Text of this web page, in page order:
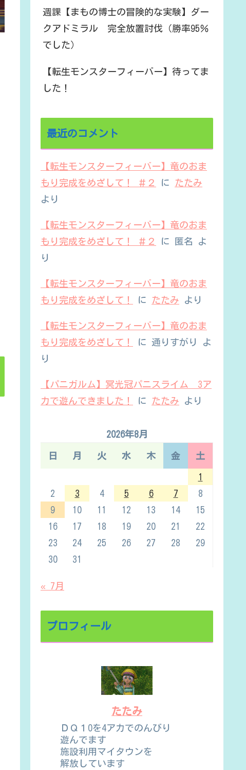
週課【まもの博士の冒険的な実験】ダー
クアドミラル 完全放置討伐（勝率95％
でした）
【転生モンスターフィーバー】待ってま
した！
最近のコメント
【転生モンスターフィーバー】竜のおま
もり完成をめざして！ ＃２
に
たたみ
より
【転生モンスターフィーバー】竜のおま
もり完成をめざして！ ＃２
に 匿名
よ
り
【転生モンスターフィーバー】竜のおま
もり完成をめざして！
に たたみ より
【転生モンスターフィーバー】竜のおま
もり完成をめざして！
に 通りすがり
よ
り
【パニガルム】冥光冠パニスライム 3ア
カで遊んできました！
に たたみ より
2026年8月
日 月 火 水 木 金 土
1
2
3 4 5 6 7
8
9
10 11 12 13 14
15
16
17 18 19 20 21
22
23
24 25 26 27 28
29
30
31
« 7月
プロフィール
たたみ
ＤＱ１0を4アカでのんびり
遊んでます
施設利用マイタウンを
解放しています